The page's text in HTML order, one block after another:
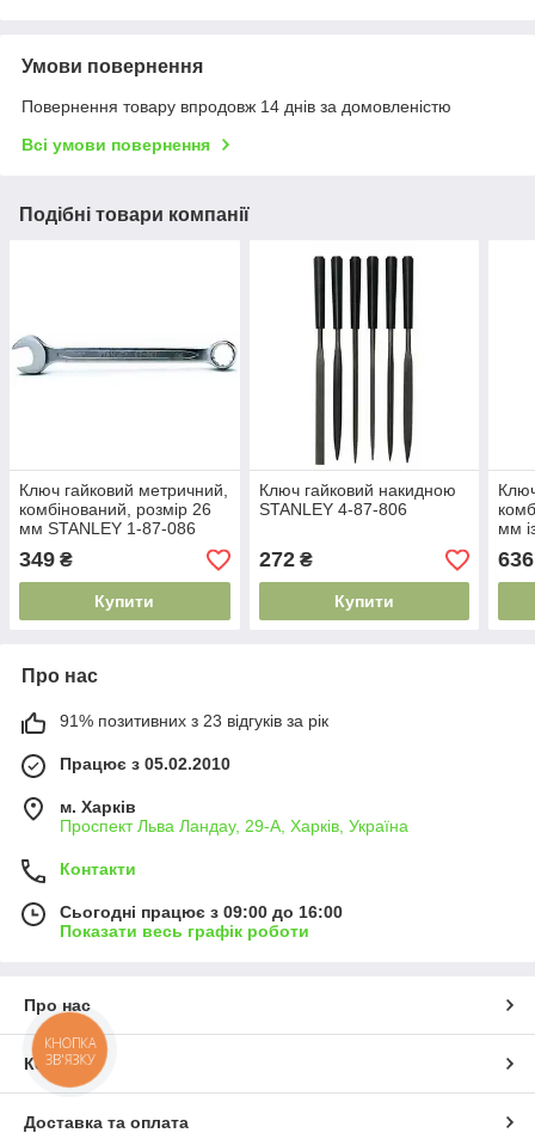
Умови повернення
Повернення товару впродовж 14 днів за домовленістю
Всі умови повернення
Подібні товари компанії
Ключ гайковий метричний,
комбінований, розмір 26
мм STANLEY 1-87-086
349 ₴
Купити
Ключ гайковий накидною
STANLEY 4-87-806
272₴
Купити
мм
89-
636
Про нас
91% позитивних з 23 відгуків за рік
Працює з 05.02.2010
м. Харків
Проспект Льва Ландау, 29-А, Харків, Україна
Контакти
Сьогодні працює з 09:00 до 16:00
Показати весь графік роботи
Про нас
Контакти
Доставка та оплата
КНОПКА
ЗВ'ЯЗКУ